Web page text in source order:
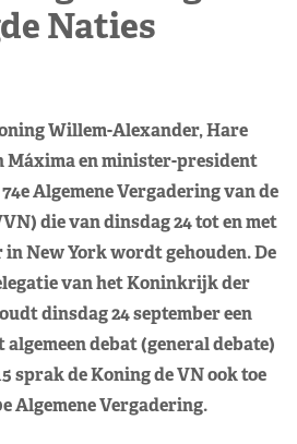
Naties
Willem-Alexander, Hare
Máxima en minister-president
Algemene Vergadering van de
die van dinsdag 24 tot en met
New York wordt gehouden. De
van het Koninkrijk der
dinsdag 24 september een
debat (general debate)
sprak de Koning de VN ook toe
Algemene Vergadering.